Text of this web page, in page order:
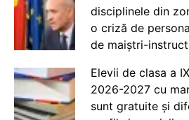
disciplinele din
o criză de
de maiștri-
Elevii de clasa a
2026-2027 cu
sunt gratuite și